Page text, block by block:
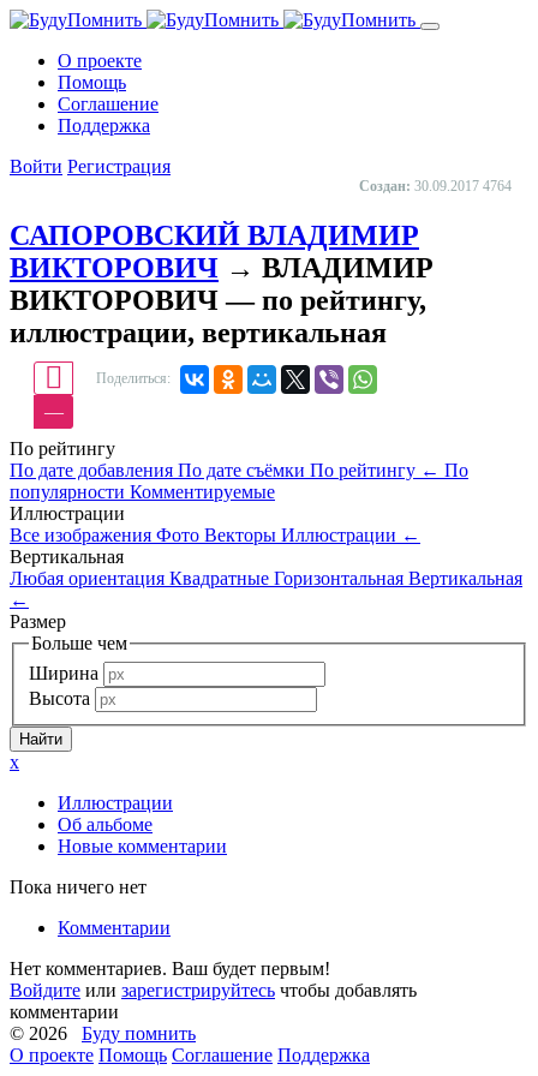
О проекте
Помощь
Cоглашение
Поддержка
Войти Регистрация
Создан: 30.09.2017 4764
САПОРОВСКИЙ ВЛАДИМИР
ВИКТОРОВИЧ → ВЛАДИМИР
ВИКТОРОВИЧ — по рейтингу,
иллюстрации, вертикальная
—
Поделиться:
По рейтингу
По дате добавления По дате съёмки По рейтингу ← По
популярности Комментируемые
Иллюстрации
Все изображения Фото Векторы Иллюстрации ←
Вертикальная
Любая ориентация Квадратные Горизонтальная Вертикальная
←
Размер
Больше чем
Ширина
Высота
x
Иллюстрации
Об альбоме
Новые комментарии
Пока ничего нет
Комментарии
Нет комментариев. Ваш будет первым!
Войдите или зарегистрируйтесь чтобы добавлять
комментарии
© 2026 Буду помнить
О проекте Помощь Соглашение Поддержка